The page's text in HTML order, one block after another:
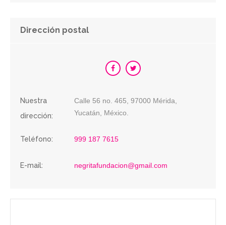
Dirección postal
Nuestra
dirección:
Calle 56 no. 465, 97000 Mérida,
Yucatán, México.
Teléfono: 999 187 7615
E-mail: negritafundacion@gmail.com